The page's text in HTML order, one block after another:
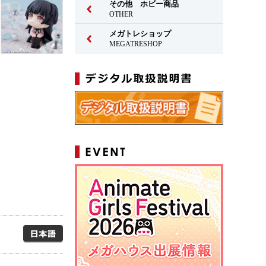
日本語
その他 ホビー商品
OTHER
メガトレショップ
MEGATRESHOP